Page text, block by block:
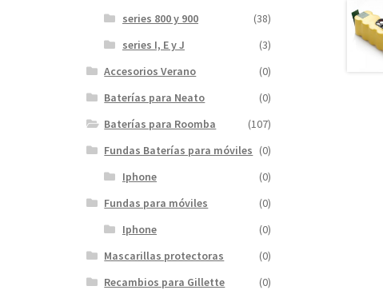
series 800 y 900
(38)
series I, E y J
(3)
Accesorios Verano
(0)
Baterías para Neato
(0)
Baterías para Roomba
(107)
Fundas Baterías para móviles (0)
Iphone
(0)
Fundas para móviles
(0)
Iphone
(0)
Mascarillas protectoras
(0)
Recambios para Gillette
(0)